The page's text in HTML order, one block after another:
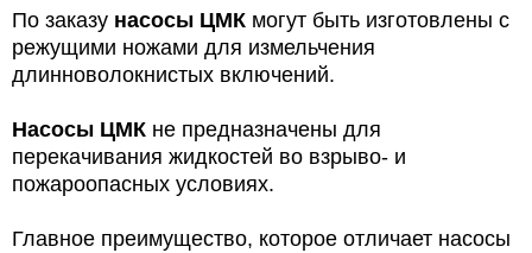
По заказу насосы ЦМК могут быть изготовлены с
режущими ножами для измельчения
длинноволокнистых включений.
Насосы ЦМК не предназначены для
перекачивания жидкостей во взрыво- и
пожароопасных условиях.
Главное преимущество, которое отличает насосы